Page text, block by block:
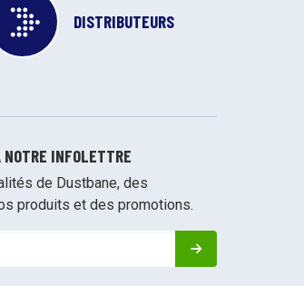
DISTRIBUTEURS
INFOLETTRE
de Dustbane, des
produits et des promotions.